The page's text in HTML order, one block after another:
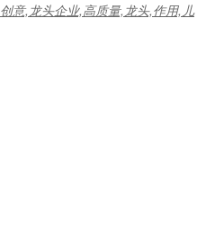
创意,龙头企业,高质量,龙头,作用,儿